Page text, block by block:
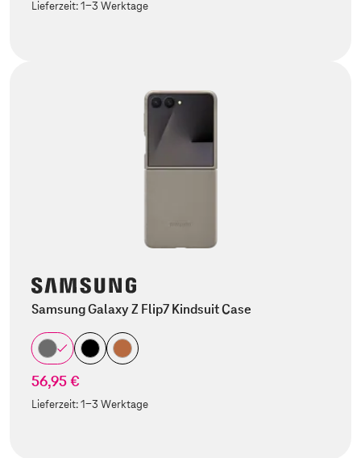
Lieferzeit:1-3 Werktage
Samsung Galaxy Z Flip7 Kindsuit Case
56,95 €
Lieferzeit:1-3 Werktage